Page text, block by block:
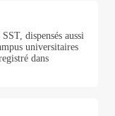
dispensés aussi
universitaires
dans